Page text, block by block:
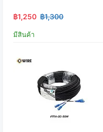
฿1,250 ฿1,300
มีสินค้า